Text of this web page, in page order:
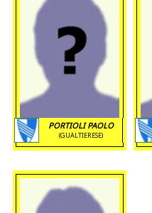
PORTIOLI PAOLO
(GUALTIERESE)